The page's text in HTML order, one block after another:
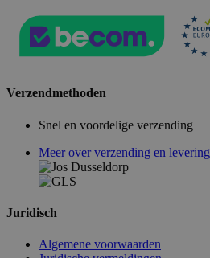
Verzendmethoden
Snel en voordelige verzending
Meer over verzending en levering
Juridisch
Algemene voorwaarden